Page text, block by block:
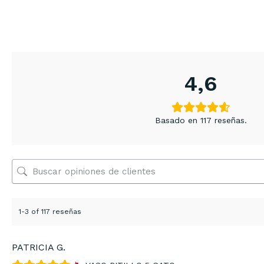
4,6
Basado en 117 reseñas.
1-3 of 117 reseñas
PATRICIA G.